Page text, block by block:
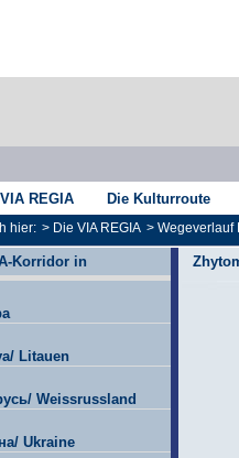
REGIA Die Kulturroute
hier: > Die VIA REGIA >Wegeverlauf
Korridor in
Litauen
Weissrussland
Ukraine